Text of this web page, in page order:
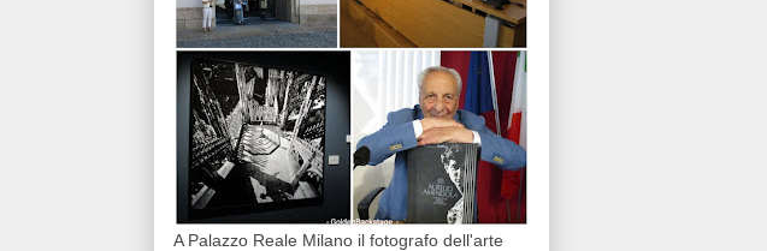
A Palazzo Reale Milano il fotografo dell'arte